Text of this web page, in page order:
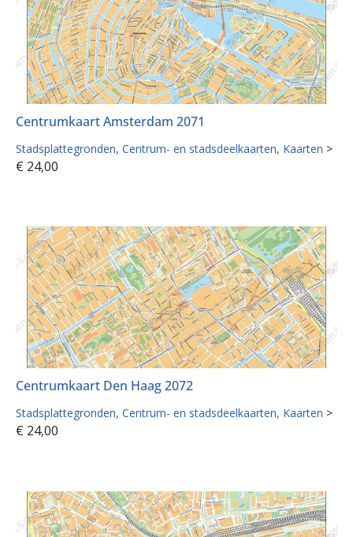
Centrumkaart Amsterdam 2071
Stadsplattegronden Centrum- en stadsdeelkaarten Kaarten >
€ 24,00
Centrumkaart Den Haag 2072
Stadsplattegronden Centrum- en stadsdeelkaarten Kaarten >
€ 24,00